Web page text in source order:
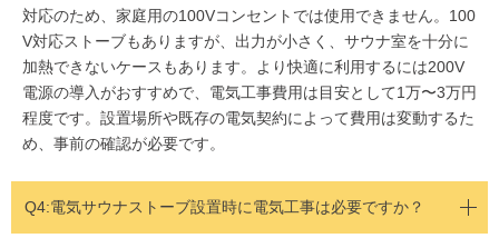
対応のため、家庭用の100Vコンセントでは使用できません。100
V対応ストーブもありますが、出力が小さく、サウナ室を十分に
加熱できないケースもあります。より快適に利用するには200V
電源の導入がおすすめで、電気工事費用は目安として1万〜3万円
程度です。設置場所や既存の電気契約によって費用は変動するた
め、事前の確認が必要です。
Q4:電気サウナストーブ設置時に電気工事は必要ですか？